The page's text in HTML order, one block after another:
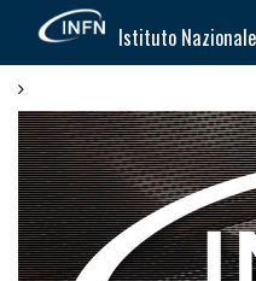
Istituto